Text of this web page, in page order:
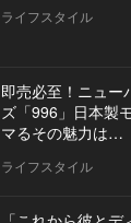
ライフスタイル
即売必至！ニュー
ズ「996」日本製
マるその魅力は…
ライフスタイル